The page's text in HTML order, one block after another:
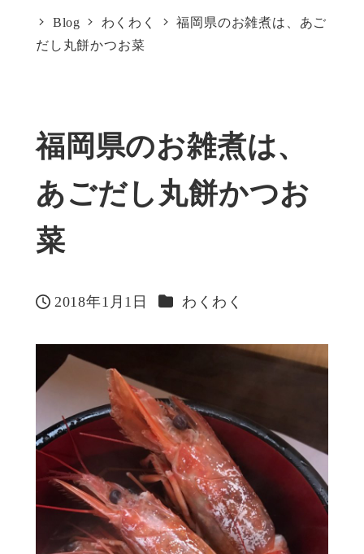
Blog わくわく
福岡県のお雑煮は、あご
だし丸餅かつお菜
福岡県のお雑煮は、
あごだし丸餅かつお
菜
投稿日
2018年1月1日 カテゴリー
わくわく